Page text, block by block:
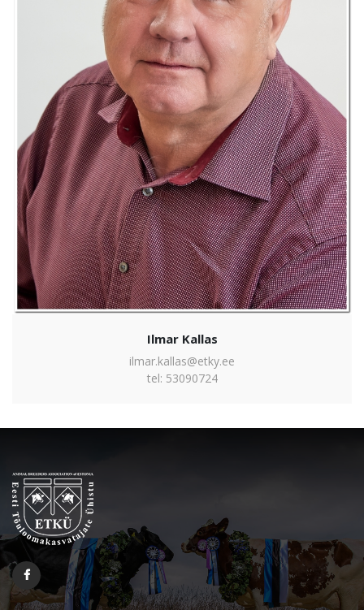
Ilmar Kallas
ilmar.kallas@etky.ee
tel: 53090724